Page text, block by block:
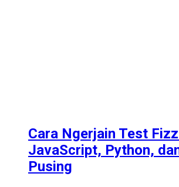
Cara Ngerjain Test
JavaScript, Python,
Pusing